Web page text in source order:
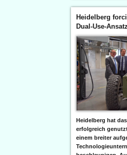
Heidelberg
Dual-Use-Ansatz
Heidelberg hat
erfolgreich
einem breiter